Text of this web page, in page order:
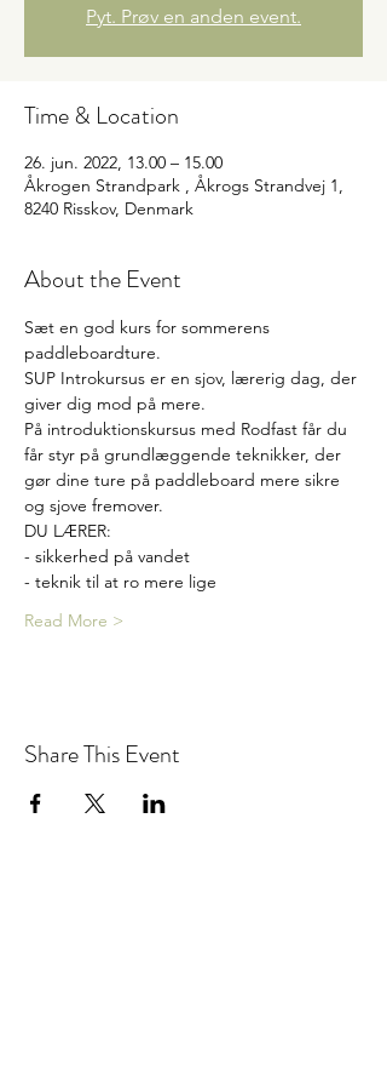
Pyt. Prøv en anden event.
Time & Location
26. jun. 2022, 13.00 – 15.00
Åkrogen Strandpark , Åkrogs Strandvej 1,
8240 Risskov, Denmark
About the Event
Sæt en god kurs for sommerens
paddleboardture.
SUP Introkursus er en sjov, lærerig dag, der
giver dig mod på mere.
På introduktionskursus med Rodfast får du
får styr på grundlæggende teknikker, der
gør dine ture på paddleboard mere sikre
og sjove fremover.
DU LÆRER:
- sikkerhed på vandet
- teknik til at ro mere lige
Read More >
Share This Event